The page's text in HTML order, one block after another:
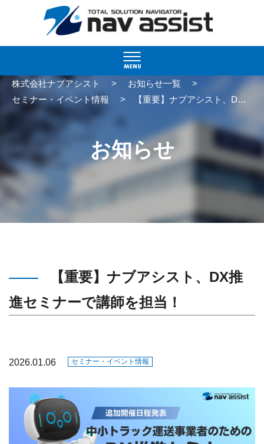
株式会社ナブアシスト > お知らせ一覧
>
セミナー・イベント情報
> 【重要】ナブアシスト、DX推進セミナーで講師を担当！
お知らせ
【重要】ナブアシスト、DX推
進セミナーで講師を担当！
2026.01.06 セミナー・イベント情報